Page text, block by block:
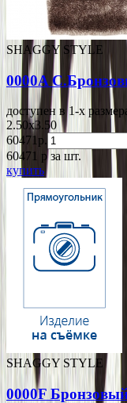
SHAGGY STYLE
0000A
доступен в 1-x
2.50x3.50
60471р.
60471 pза шт.
купить
SHAGGY STYLE
0000F